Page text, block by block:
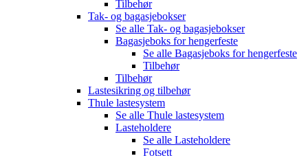
Tilbehør
Tak- og bagasjebokser
Se alle Tak- og bagasjebokser
Bagasjeboks for hengerfeste
Se alle Bagasjeboks for hengerfeste
Tilbehør
Tilbehør
Lastesikring og tilbehør
Thule lastesystem
Se alle Thule lastesystem
Lasteholdere
Se alle Lasteholdere
Fotsett